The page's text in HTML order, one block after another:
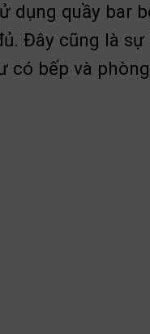
dụng quầy bar
Đây cũng là
có bếp và